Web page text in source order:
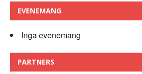
EVENEMANG
Inga evenemang
PARTNERS